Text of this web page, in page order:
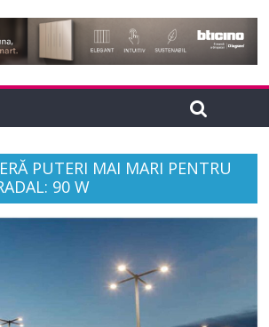
PUTERI MAI MARI PENTRU
90 W